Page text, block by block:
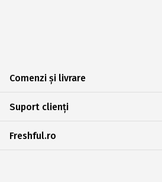
Comenzi și livrare
Suport clienți
Freshful.ro